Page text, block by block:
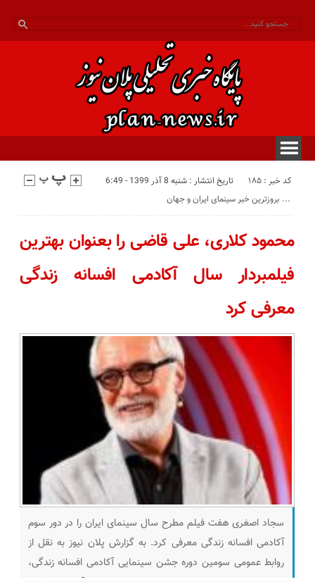
کد خبر : 185
تاریخ انتشار : شنبه 8 آذر 1399 - 6:49
بروزترین خبر سینمای ایران و جهان ...
محمود کلاری، علی قاضی را بعنوان بهترین
فیلمبردار سال آکادمی افسانه زندگی
معرفی کرد
سجاد اصغری هفت فیلم مطرح سال سینمای ایران را در دور سوم
آکادمی افسانه زندگی معرفی کرد. به گزارش پلان نیوز به نقل از
روابط عمومی سومین دوره جشن سینمایی آکادمی افسانه زندگی،